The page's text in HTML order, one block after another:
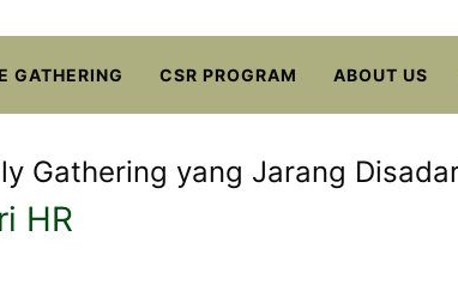
GATHERING CSR PROGRAM ABOUT US
Gathering yang Jarang
HR